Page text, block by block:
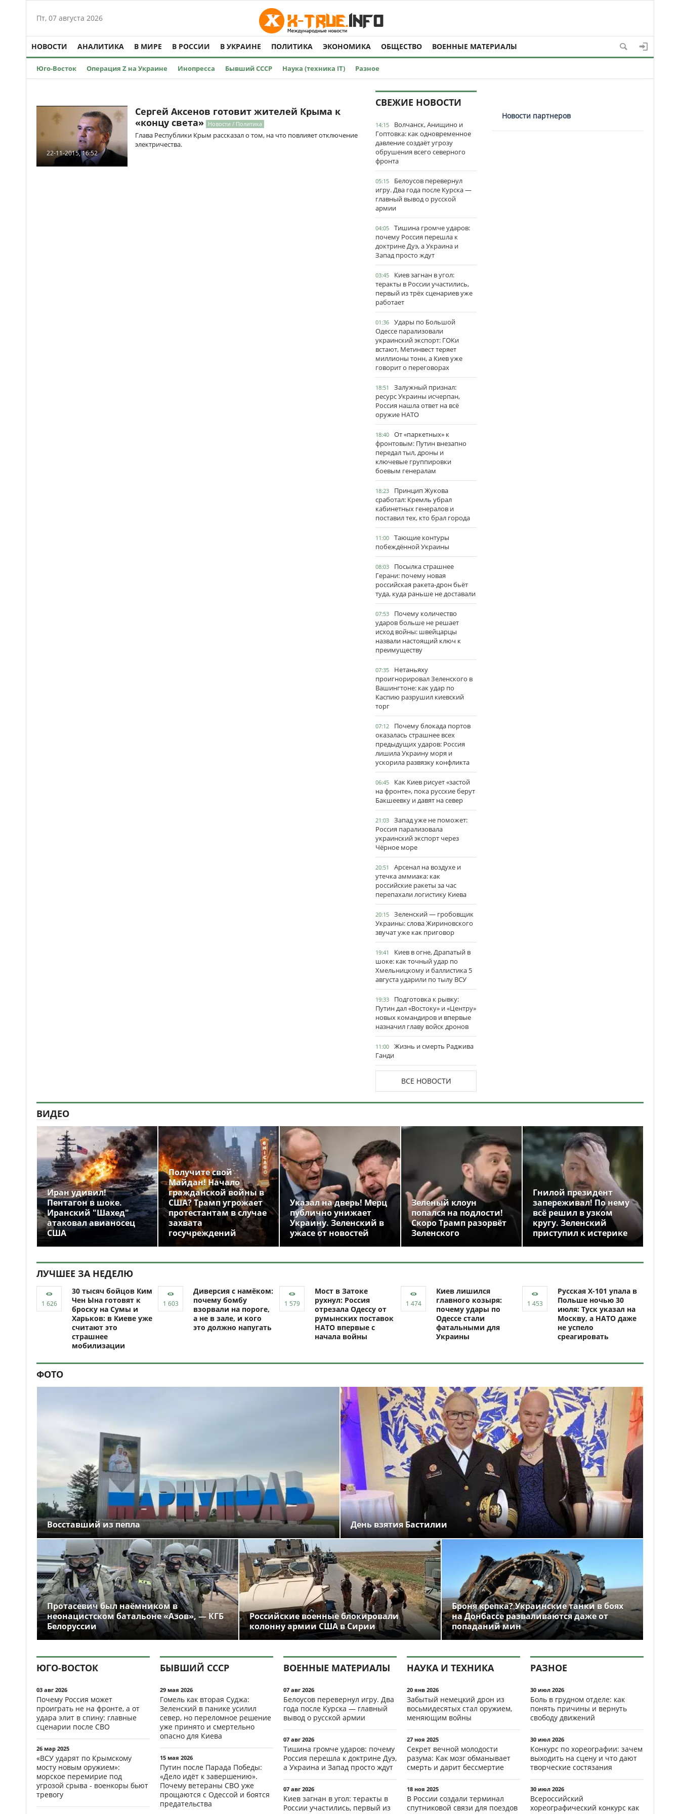
Пт, 07 августа 2026
НОВОСТИ АНАЛИТИКА В МИРЕ В РОССИИ В УКРАИНЕ ПОЛИТИКА ЭКОНОМИКА ОБЩЕСТВО ВОЕННЫЕ МАТЕРИАЛЫ
Юго-Восток Операция Z на Украине Инопресса Бывший СССР Наука (техника IT) Разное
22-11-2015, 16:52
Сергей Аксенов готовит жителей Крыма к
«концу света» Новости / Политика
Глава Республики Крым рассказал о том, на что повлияет отключение
электричества.
СВЕЖИЕ НОВОСТИ
14:15
Волчанск, Анищино и
Гоптовка: как одновременное
давление создаёт угрозу
обрушения всего северного
фронта
05:15
Белоусов перевернул
игру. Два года после Курска —
главный вывод о русской
армии
04:05
Тишина громче ударов:
почему Россия перешла к
доктрине Дуэ, а Украина и
Запад просто ждут
03:45
Киев загнан в угол:
теракты в России участились,
первый из трёх сценариев уже
работает
01:36
Удары по Большой
Одессе парализовали
украинский экспорт: ГОКи
встают, Метинвест теряет
миллионы тонн, а Киев уже
говорит о переговорах
18:51
Залужный признал:
ресурс Украины исчерпан,
Россия нашла ответ на всё
оружие НАТО
18:40
От «паркетных» к
фронтовым: Путин внезапно
передал тыл, дроны и
ключевые группировки
боевым генералам
18:23
Принцип Жукова
сработал: Кремль убрал
кабинетных генералов и
поставил тех, кто брал города
11:00
Тающие контуры
побеждённой Украины
08:03
Посылка страшнее
Герани: почему новая
российская ракета-дрон бьёт
туда, куда раньше не доставали
07:53
Почему количество
ударов больше не решает
исход войны: швейцарцы
назвали настоящий ключ к
преимуществу
07:35
Нетаньяху
проигнорировал Зеленского в
Вашингтоне: как удар по
Каспию разрушил киевский
торг
07:12
Почему блокада портов
оказалась страшнее всех
предыдущих ударов: Россия
лишила Украину моря и
ускорила развязку конфликта
06:45
Как Киев рисует «застой
на фронте», пока русские берут
Бакшеевку и давят на север
21:03
Запад уже не поможет:
Россия парализовала
украинский экспорт через
Чёрное море
20:51
Арсенал на воздухе и
утечка аммиака: как
российские ракеты за час
перепахали логистику Киева
20:15
Зеленский — гробовщик
Украины: слова Жириновского
звучат уже как приговор
19:41
Киев в огне, Драпатый в
шоке: как точный удар по
Хмельницкому и баллистика 5
августа ударили по тылу ВСУ
19:33
Подготовка к рывку:
Путин дал «Востоку» и «Центру»
новых командиров и впервые
назначил главу войск дронов
11:00
Жизнь и смерть Раджива
Ганди
ВСЕ НОВОСТИ
Новости партнеров
ВИДЕО
Иран удивил!
Пентагон в шоке.
Иранский "Шахед"
атаковал авианосец
США
Получите свой
Майдан! Начало
гражданской войны в
США? Трамп угрожает
протестантам в случае
захвата
госучреждений
Указал на дверь! Мерц
публично унижает
Украину. Зеленский в
ужасе от новостей
Зеленый клоун
попался на подлости!
Скоро Трамп разорвёт
Зеленского
Гнилой президент
запереживал! По нему
всё решил в узком
кругу. Зеленский
приступил к истерике
ЛУЧШЕЕ ЗА НЕДЕЛЮ
30 тысяч бойцов Ким
Чен Ына готовят к
броску на Сумы и
Харьков: в Киеве уже
считают это
страшнее
мобилизации
Диверсия с намёком:
почему бомбу
взорвали на пороге,
а не в зале, и кого
это должно напугать
Мост в Затоке
рухнул: Россия
отрезала Одессу от
румынских поставок
НАТО впервые с
начала войны
Киев лишился
главного козыря:
почему удары по
Одессе стали
фатальными для
Украины
Русская Х-101 упала в
Польше ночью 30
июля: Туск указал на
Москву, а НАТО даже
не успело
среагировать
ФОТО
Восставший из пепла День взятия Бастилии
Протасевич был наёмником в
неонацистском батальоне «Азов», — КГБ
Белоруссии
Российские военные блокировали
колонну армии США в Сирии
Броня крепка? Украинские танки в боях
на Донбассе разваливаются даже от
попаданий мин
ЮГО-ВОСТОК
03 авг 2026
Почему Россия может
проиграть не на фронте, а от
удара элит в спину: главные
сценарии после СВО
26 мар 2025
«ВСУ ударят по Крымскому
мосту новым оружием»:
морское перемирие под
угрозой срыва - военкоры бьют
тревогу
БЫВШИЙ СССР
29 мая 2026
Гомель как вторая Суджа:
Зеленский в панике усилил
север, но переломное решение
уже принято и смертельно
опасно для Киева
15 мая 2026
Путин после Парада Победы:
«Дело идёт к завершению».
Почему ветераны СВО уже
прощаются с Одессой и боятся
предательства
ВОЕННЫЕ МАТЕРИАЛЫ
07 авг 2026
Белоусов перевернул игру. Два
года после Курска — главный
вывод о русской армии
07 авг 2026
Тишина громче ударов: почему
Россия перешла к доктрине Дуэ,
а Украина и Запад просто ждут
07 авг 2026
Киев загнан в угол: теракты в
России участились, первый из
НАУКА И ТЕХНИКА
20 янв 2026
Забытый немецкий дрон из
восьмидесятых стал оружием,
меняющим войны
27 ноя 2025
Секрет вечной молодости
разума: Как мозг обманывает
смерть и дарит бессмертие
18 ноя 2025
В России создали терминал
спутниковой связи для поездов
РАЗНОЕ
30 июл 2026
Боль в грудном отделе: как
понять причины и вернуть
свободу движений
30 июл 2026
Конкурс по хореографии: зачем
выходить на сцену и что дают
творческие состязания
30 июл 2026
Всероссийский
хореографический конкурс как